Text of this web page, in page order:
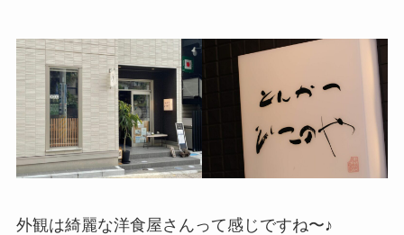
外観は綺麗な洋食屋さんって感じですね〜♪